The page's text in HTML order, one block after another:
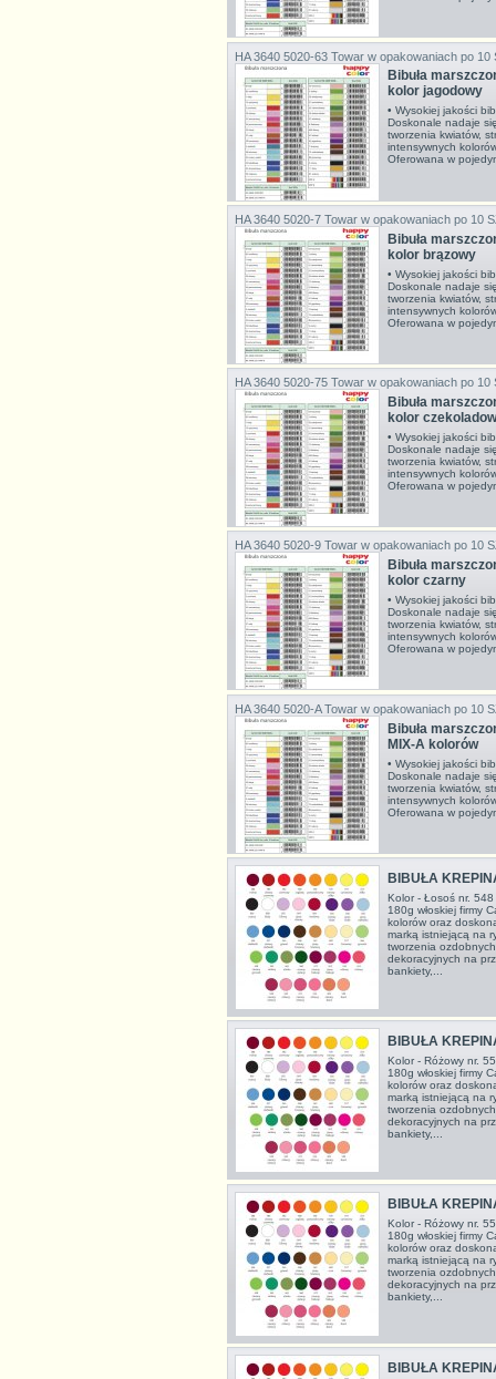
HA 3640 5020-63 Towar w opakowaniach po 10
Bibuła
kolor jagodowy
• Wysokiej jakości
Doskonale nadaje
tworzenia kwiatów,
intensywnych
Oferowana w
HA 3640 5020-7 Towar w opakowaniach po 10
Bibuła
kolor brązowy
• Wysokiej jakości
Doskonale nadaje
tworzenia kwiatów,
intensywnych
Oferowana w
HA 3640 5020-75 Towar w opakowaniach po 10
Bibuła
kolor
• Wysokiej jakości
Doskonale nadaje
tworzenia kwiatów,
intensywnych
Oferowana w
HA 3640 5020-9 Towar w opakowaniach po 10
Bibuła
kolor czarny
• Wysokiej jakości
Doskonale nadaje
tworzenia kwiatów,
intensywnych
Oferowana w
HA 3640 5020-ATowar w opakowaniach po 10
Bibuła
MIX-A kolorów
• Wysokiej jakości
Doskonale nadaje
tworzenia kwiatów,
intensywnych
Oferowana w
BIBUŁA
Kolor - Łosoś nr.
180g włoskiej firmy
kolorów oraz
marką istniejącą na
tworzenia
dekoracyjnych na
bankiety,...
BIBUŁA
Kolor - Różowy nr.
180g włoskiej firmy
kolorów oraz
marką istniejącą na
tworzenia
dekoracyjnych na
bankiety,...
BIBUŁA
Kolor - Różowy nr.
180g włoskiej firmy
kolorów oraz
marką istniejącą na
tworzenia
dekoracyjnych na
bankiety,...
BIBUŁA